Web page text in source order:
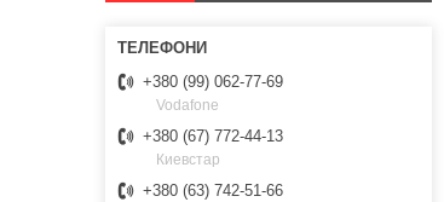
+380 (99) 062-77-69
Vodafone
+380 (67) 772-44-13
Киевстар
+380 (63) 742-51-66